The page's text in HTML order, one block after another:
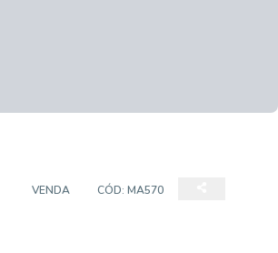
VENDA CÓD: MA570